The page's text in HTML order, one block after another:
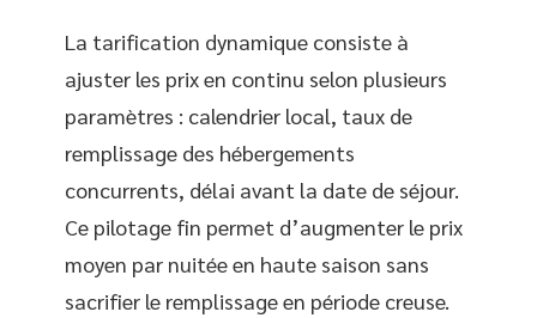
La tarification dynamique consiste à
ajuster les prix en continu selon plusieurs
paramètres : calendrier local, taux de
remplissage des hébergements
concurrents, délai avant la date de séjour.
Ce pilotage fin permet d’augmenter le prix
moyen par nuitée en haute saison sans
sacrifier le remplissage en période creuse.